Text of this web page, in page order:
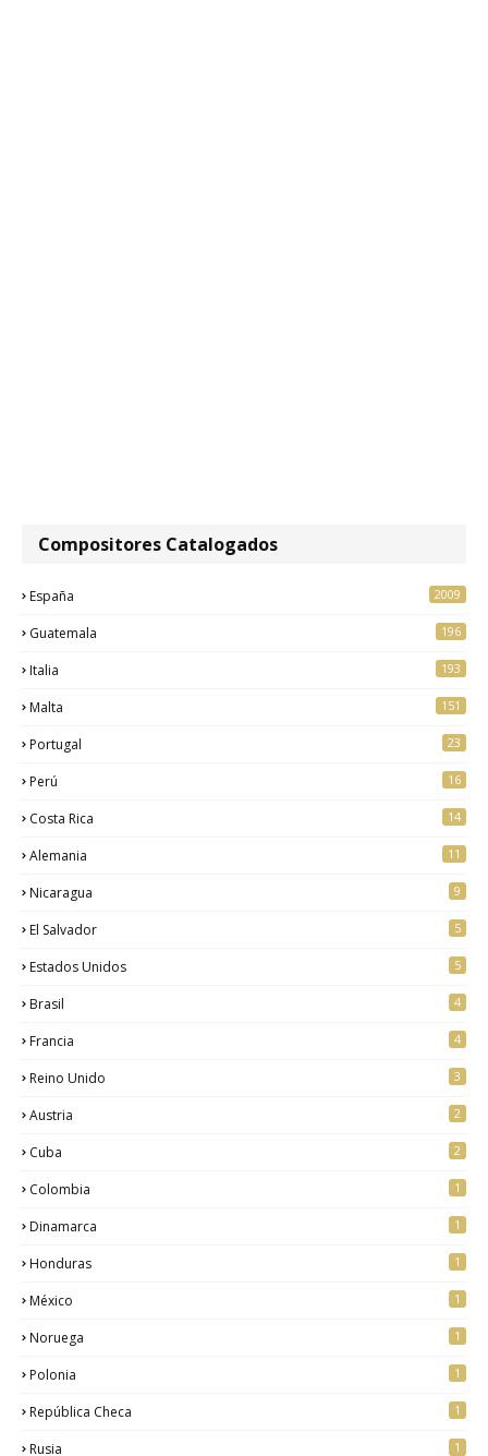
Compositores Catalogados
España 2009
Guatemala 196
Italia 193
Malta 151
Portugal 23
Perú 16
Costa Rica 14
Alemania 11
Nicaragua 9
El Salvador 5
Estados Unidos 5
Brasil 4
Francia 4
Reino Unido 3
Austria 2
Cuba 2
Colombia 1
Dinamarca 1
Honduras 1
México 1
Noruega 1
Polonia 1
República Checa 1
Rusia 1